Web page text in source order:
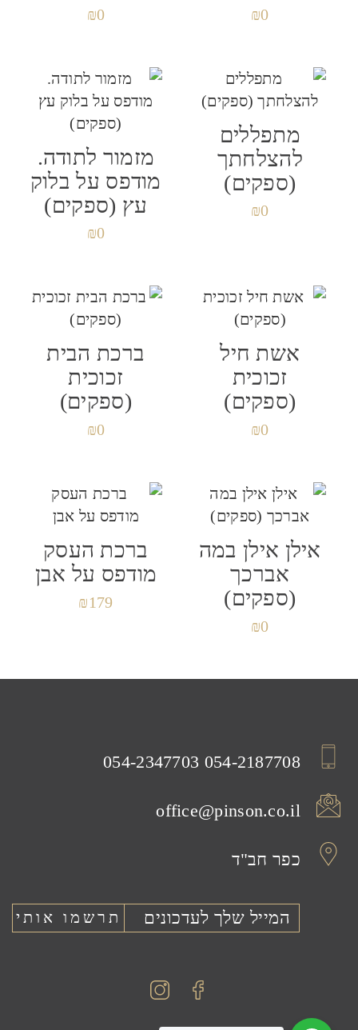
₪0
₪0
מתפללים
להצלחתך
(ספקים)
₪0
מזמור לתודה.
מודפס על בלוק
עץ (ספקים)
₪0
אשת חיל
זכוכית
(ספקים)
₪0
ברכת הבית
זכוכית
(ספקים)
₪0
אילן אילן במה
אברכך
(ספקים)
₪0
ברכת העסק
מודפס על אבן
₪179
054-2187708
054-2347703
office@pinson.co.il
כפר חב"ד